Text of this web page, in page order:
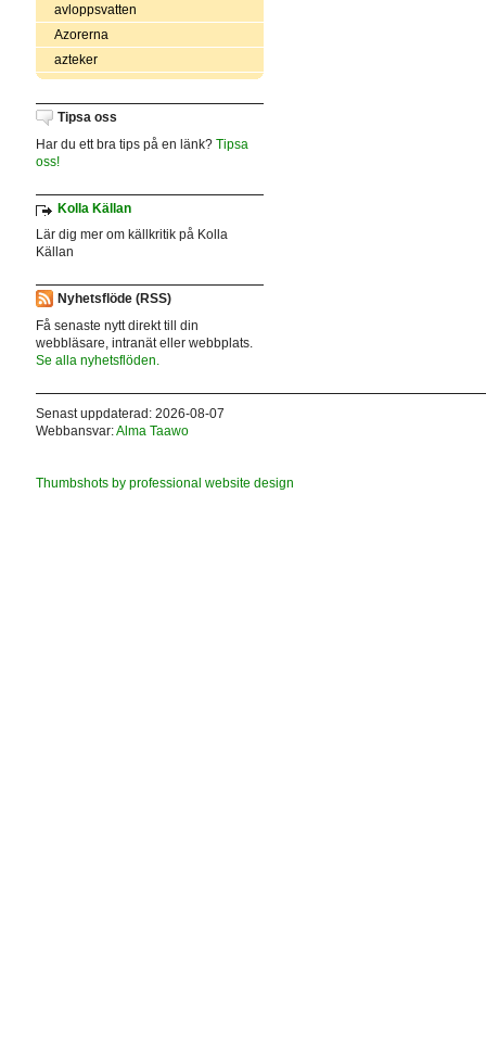
avloppsvatten
Azorerna
azteker
Tipsa oss
Har du ett bra tips på en länk? Tipsa
oss!
Kolla Källan
Lär dig mer om källkritik på Kolla
Källan
Nyhetsflöde (RSS)
Få senaste nytt direkt till din
webbläsare, intranät eller webbplats.
Se alla nyhetsflöden.
Senast uppdaterad: 2026-08-07
Webbansvar:Alma Taawo
Thumbshots by professional website design